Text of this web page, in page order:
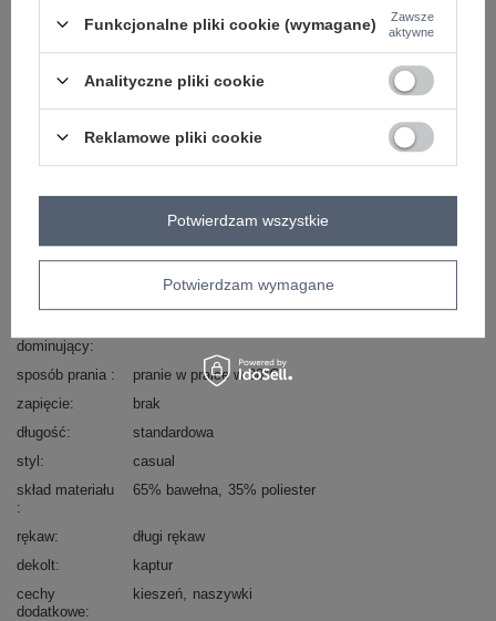
ZALOGUJ SIĘ I ZOBACZ CENĘ
Masz pytanie? Chętnie pomożemy.
FA-BL-8808.95
gładki
dominujący
sposób prania
pranie w pralce w 30°C
zapięcie
brak
długość
standardowa
styl
casual
skład materiału
65% bawełna 35% poliester
rękaw
długi rękaw
dekolt
kaptur
cechy
dodatkowe
kieszeń naszywki
Funkcjonalne pliki cookie (wymagane)
Zawsze
aktywne
Analityczne pliki cookie
Reklamowe pliki cookie
Potwierdzam wymagane
Potwierdzam wszystkie